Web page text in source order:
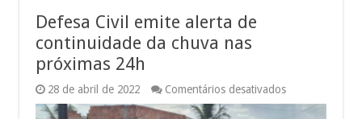
Defesa Civil emite alerta de
continuidade da chuva nas
próximas 24h
28 de abril de 2022 Comentários desativadosem
Defesa